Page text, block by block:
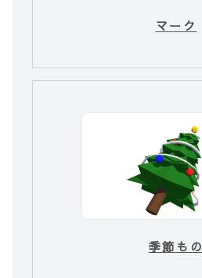
マーク
季節もの